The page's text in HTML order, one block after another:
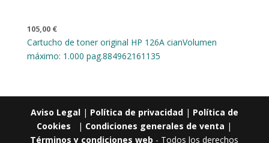
105,00 €
Cartucho de toner original HP 126A cianVolumen
máximo: 1.000 pag.884962161135
Aviso Legal| Política de privacidad| Política de
Cookies | Condiciones generales de venta |
Términos y condiciones web - Todos los derechos